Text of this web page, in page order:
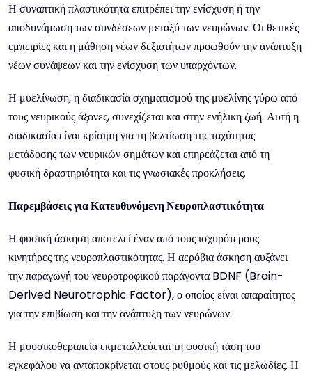
Η συναπτική πλαστικότητα επιτρέπει την ενίσχυση ή την
αποδυνάμωση των συνδέσεων μεταξύ των νευρώνων. Οι θετικές
εμπειρίες και η μάθηση νέων δεξιοτήτων προωθούν την ανάπτυξη
νέων συνάψεων και την ενίσχυση των υπαρχόντων.
Η μυελίνωση, η διαδικασία σχηματισμού της μυελίνης γύρω από
τους νευρικούς άξονες, συνεχίζεται και στην ενήλικη ζωή. Αυτή η
διαδικασία είναι κρίσιμη για τη βελτίωση της ταχύτητας
μετάδοσης των νευρικών σημάτων και επηρεάζεται από τη
φυσική δραστηριότητα και τις γνωσιακές προκλήσεις.
Παρεμβάσεις για Κατευθυνόμενη Νευροπλαστικότητα
Η φυσική άσκηση αποτελεί έναν από τους ισχυρότερους
κινητήρες της νευροπλαστικότητας. Η αερόβια άσκηση αυξάνει
την παραγωγή του νευροτροφικού παράγοντα BDNF (Brain-
Derived Neurotrophic Factor), ο οποίος είναι απαραίτητος
για την επιβίωση και την ανάπτυξη των νευρώνων.
Η μουσικοθεραπεία εκμεταλλεύεται τη φυσική τάση του
εγκεφάλου να ανταποκρίνεται στους ρυθμούς και τις μελωδίες. Η